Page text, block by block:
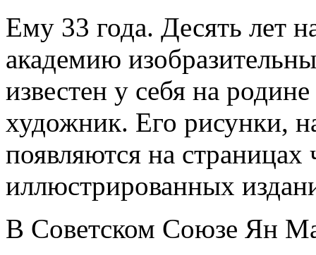
Ему 33 года. Десять лет
академию
известен у себя на
художник. Его рисунки,
появляются на страницах
иллюстрированных
В Советском Союзе Ян